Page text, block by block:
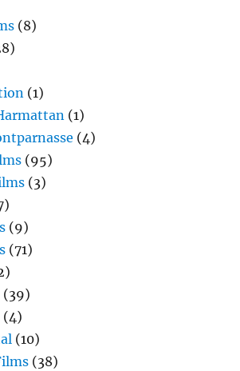
(8)
(1)
(1)
(4)
(95)
(3)
(9)
(71)
(39)
(4)
(10)
(38)